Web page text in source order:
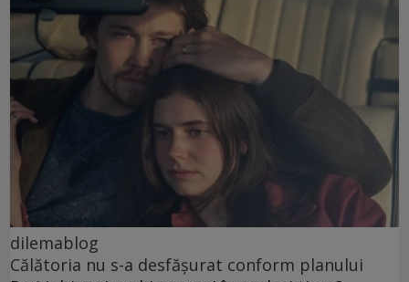
dilemablog
Călătoria nu s-a desfășurat conform planului